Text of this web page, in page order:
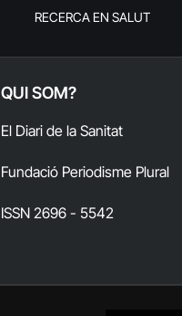
RECERCA EN SALUT
QUI SOM?
El Diari de la Sanitat
Fundació Periodisme Plural
ISSN 2696 - 5542